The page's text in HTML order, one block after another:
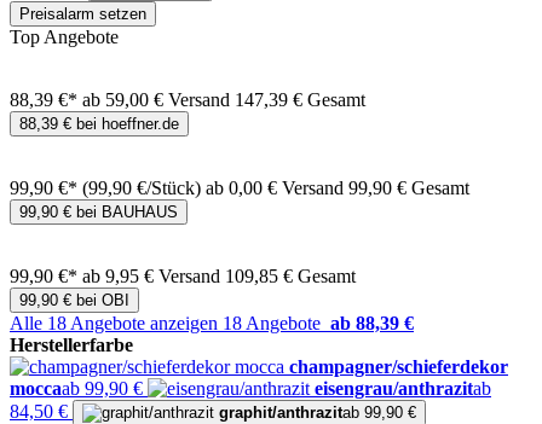
Preisalarm setzen
Top Angebote
88,39 €* ab 59,00 € Versand 147,39 € Gesamt
88,39 € bei hoeffner.de
99,90 €* (99,90 €/Stück) ab 0,00 € Versand 99,90 € Gesamt
99,90 € bei BAUHAUS
99,90 €* ab 9,95 € Versand 109,85 € Gesamt
99,90 € bei OBI
Alle 18 Angebote anzeigen 18 Angebote ab 88,39 €
Herstellerfarbe
champagner/schieferdekor
moccaab 99,90 € eisengrau/anthrazitab
84,50 €
graphit/anthrazitab 99,90 €